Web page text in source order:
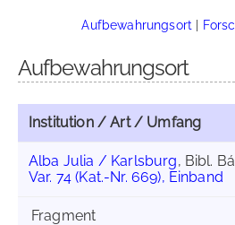
Aufbewahrungsort |
Aufbewahrungsort
Institution / Art / Umfang
Alba Julia / Karlsburg, Bibl.
Var. 74 (Kat.-Nr. 669), Einband
Fragment